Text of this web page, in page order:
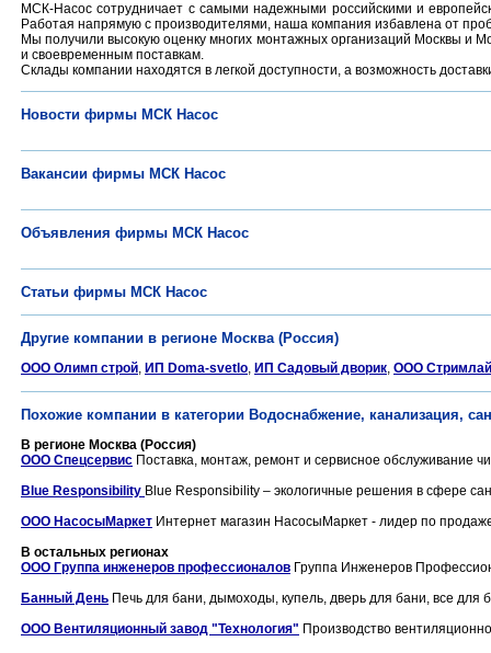
МСК-Насос сотрудничает с самыми надежными российскими и
Работая напрямую с производителями, наша компания избавлена от
Мы получили высокую оценку многих монтажных организаций Москвы и
и своевременным поставкам.
Склады компании находятся в легкой доступности, а возможность
Новости фирмы МСК Насос
Вакансии фирмы МСК Насос
Объявления фирмы МСК Насос
Статьи фирмы МСК Насос
Другие компании в регионе Москва (Россия)
ООО Олимп строй, ИП Doma-svetlo, ИП Садовый дворик, ООО
Похожие компании в категории Водоснабжение, канализация,
В регионе Москва (Россия)
ООО Спецсервис Поставка, монтаж, ремонт и сервисное обслуживание
Blue Responsibility Blue Responsibility – экологичные решения в сфере
ООО НасосыМаркет Интернет магазин НасосыМаркет - лидер по
В остальных регионах
ООО Группа инженеров профессионалов Группа Инженеров
Банный День Печь для бани, дымоходы, купель, дверь для бани, все для
ООО Вентиляционный завод "Технология" Производство